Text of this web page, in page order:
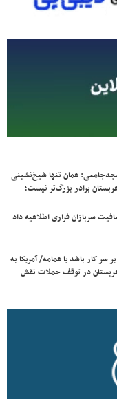
عمان تنها شیخ‌نشینی
برادر بزرگ‌تر نیست؛
سربازان فراری اطلاعیه داد
سر کار باشد یا عمامه/ آمریکا به
در توقف حملات نقش